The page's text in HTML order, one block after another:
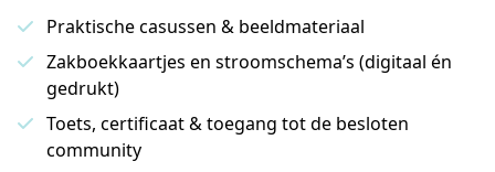
Praktische casussen & beeldmateriaal
Zakboekkaartjes en stroomschema’s (digitaal én
gedrukt)
Toets, certificaat & toegang tot de besloten
community